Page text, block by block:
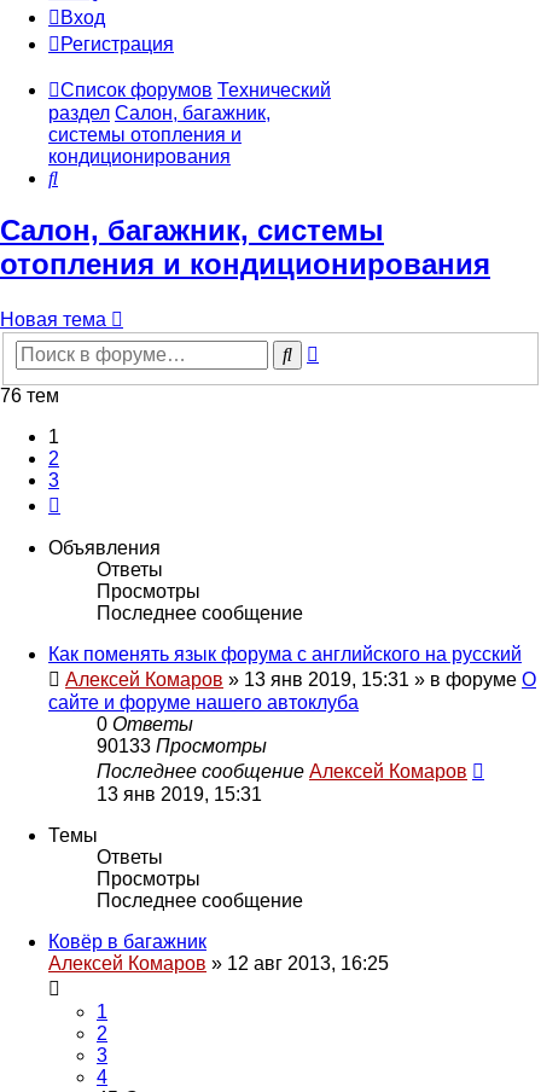
Вход
Регистрация
Список форумов Технический
раздел Салон, багажник,
системы отопления и
кондиционирования
Поиск
Салон, багажник, системы
отопления и кондиционирования
Новая тема
Поиск
76 тем
1
2
3
Объявления
Ответы
Просмотры
Последнее сообщение
Как поменять язык форума с английского на русский
Алексей Комаров » 13 янв 2019, 15:31 » в форуме О
сайте и форуме нашего автоклуба
0 Ответы
90133 Просмотры
Последнее сообщение Алексей Комаров
13 янв 2019, 15:31
Темы
Ответы
Просмотры
Последнее сообщение
Ковёр в багажник
Алексей Комаров » 12 авг 2013, 16:25
1
2
3
4